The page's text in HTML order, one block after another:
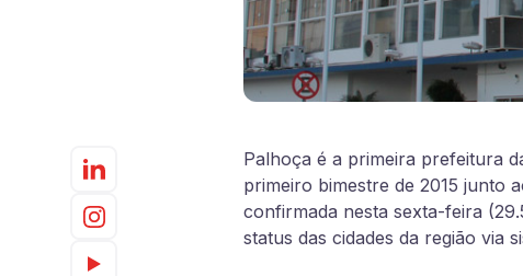
Palhoça é a primeira prefeitura
primeiro bimestre de 2015 junto
confirmada nesta sexta-feira
status das cidades da região via